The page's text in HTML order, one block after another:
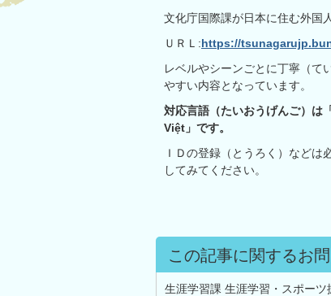
文化庁国際課が日本に住む外国
ＵＲＬ:https://
レベルやシーンごとに丁寧（て
やすい内容となっています。
対応言語（たいおうげんご）は
Việt 」です。
ＩＤの登録（とうろく）など
してみてください。
この記事に関するお
生涯学習課 生涯学習・スポーツ